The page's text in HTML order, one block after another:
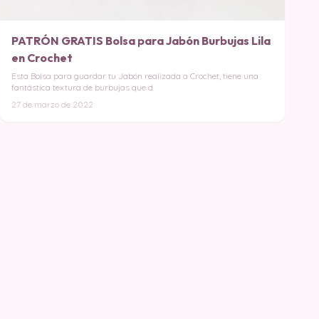
PATRÓN GRATIS Bolsa para Jabón Burbujas Lila
en Crochet
Esta Bolsa para guardar tu Jabón realizada a Crochet, tiene una
fantástica textura de burbujas que d
27 de marzo de 2022